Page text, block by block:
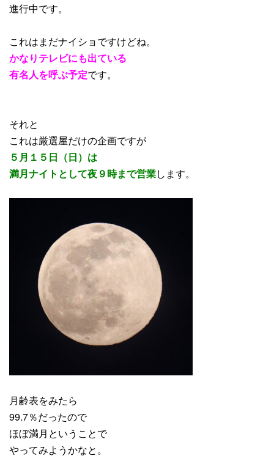
進行中です。
これはまだナイショですけどね。
かなりテレビにも出ている
有名人を呼ぶ予定です。
それと
これは厳選屋だけの企画ですが
５月１５日（日）は
満月ナイトとして夜９時まで営業します。
月齢表をみたら
99.7％だったので
ほぼ満月ということで
やってみようかなと。